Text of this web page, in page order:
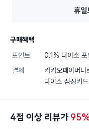
휴일
구매혜택
포인트
0.1% 다이소 포
결제
카카오페이머
다이소 삼성카
4점 이상 리뷰가